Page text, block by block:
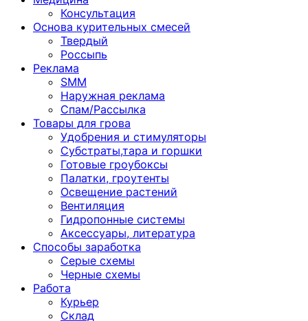
Консультация
Основа курительных смесей
Твердый
Россыпь
Реклама
SMM
Наружная реклама
Спам/Рассылка
Товары для грова
Удобрения и стимуляторы
Субстраты,тара и горшки
Готовые гроубоксы
Палатки, гроутенты
Освещение растений
Вентиляция
Гидропонные системы
Аксессуары, литература
Способы заработка
Серые схемы
Черные схемы
Работа
Курьер
Склад